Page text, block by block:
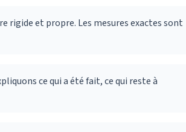
rigide et propre. Les mesures exactes sont
ce qui a été fait, ce qui reste à